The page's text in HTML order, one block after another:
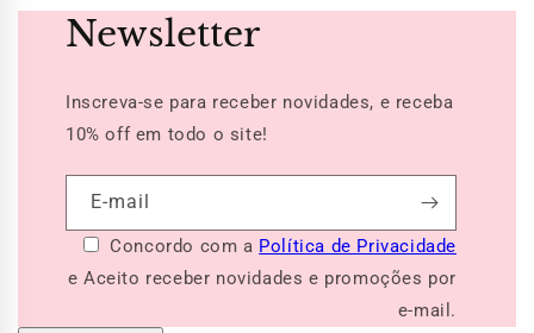
Newsletter
Inscreva-se para receber novidades, e receba
10% offem todo o site!
E-mail
Concordo com a Política de Privacidade
e Aceito receber novidades e promoções por
e-mail.